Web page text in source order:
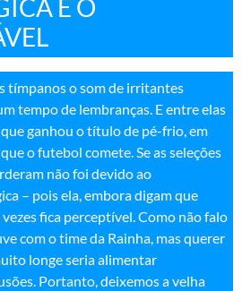
E O
tímpanos o som de irritantes
tempo de lembranças. E entre elas
que ganhou o título de pé-frio, em
o futebol comete. Se as seleções
não foi devido ao
– pois ela, embora digam que
fica perceptível. Como não falo
com o time da Rainha, mas querer
longe seria alimentar
Portanto, deixemos a velha